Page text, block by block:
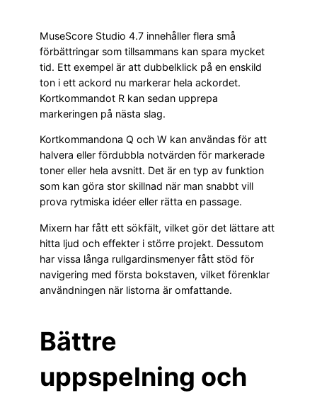
MuseScore Studio 4.7 innehåller flera små
förbättringar som tillsammans kan spara mycket
tid. Ett exempel är att dubbelklick på en enskild
ton i ett ackord nu markerar hela ackordet.
Kortkommandot R kan sedan upprepa
markeringen på nästa slag.
Kortkommandona Q och W kan användas för att
halvera eller fördubbla notvärden för markerade
toner eller hela avsnitt. Det är en typ av funktion
som kan göra stor skillnad när man snabbt vill
prova rytmiska idéer eller rätta en passage.
Mixern har fått ett sökfält, vilket gör det lättare att
hitta ljud och effekter i större projekt. Dessutom
har vissa långa rullgardinsmenyer fått stöd för
navigering med första bokstaven, vilket förenklar
användningen när listorna är omfattande.
Bättre
uppspelning och